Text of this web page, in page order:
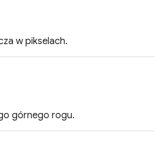
w pikselach.
górnego rogu.